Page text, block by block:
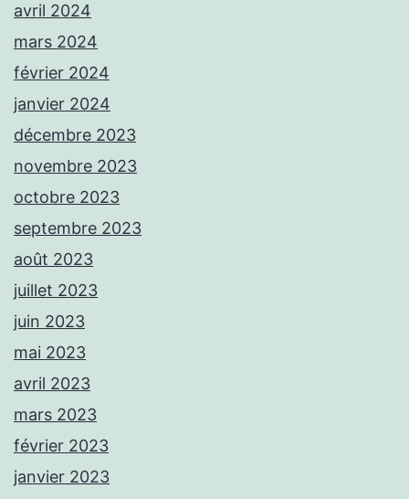
avril 2024
mars 2024
février 2024
janvier 2024
décembre 2023
novembre 2023
octobre 2023
septembre 2023
août 2023
juillet 2023
juin 2023
mai 2023
avril 2023
mars 2023
février 2023
janvier 2023